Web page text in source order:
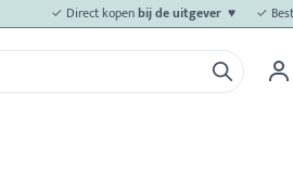
✓ Direct kopenbij de uitgever ♥ ✓